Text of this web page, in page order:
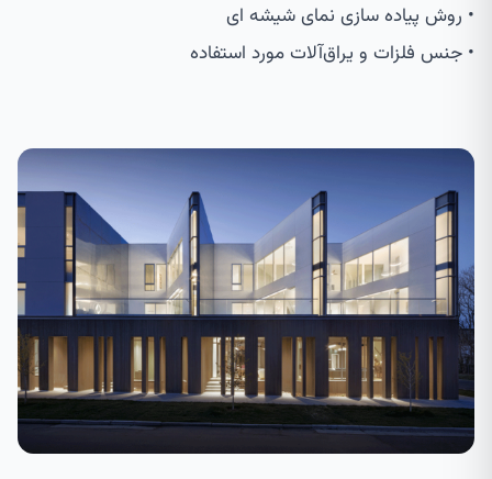
• روش پیاده سازی نمای شیشه ای
• جنس فلزات و یراق‌آلات مورد استفاده